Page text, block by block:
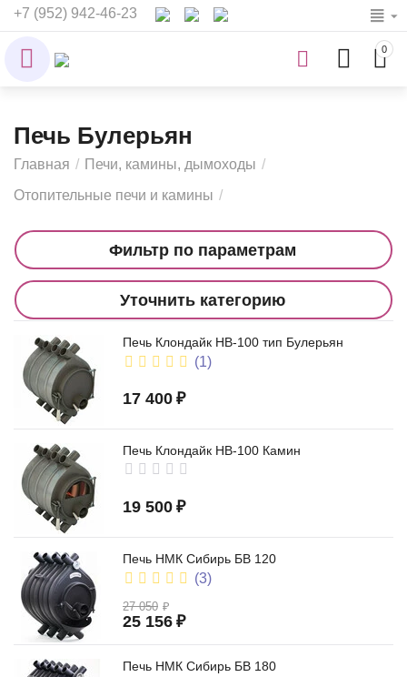
+7 (952) 942-46-23
0
Печь Булерьян
Главная / Печи, камины, дымоходы /
Отопительные печи и камины /
Фильтр по параметрам
Уточнить категорию
Печь Клондайк НВ-100 тип Булерьян
(1)
17 400 ₽
Печь Клондайк НВ-100 Камин
19 500 ₽
Печь НМК Сибирь БВ 120
(3)
27 050 ₽
25 156 ₽
Печь НМК Сибирь БВ 180